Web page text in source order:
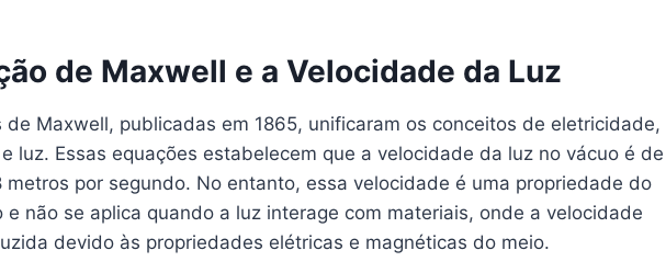
de Maxwell e a Velocidade da Luz
de Maxwell, publicadas em 1865, unificaram os conceitos de eletricidade,
luz. Essas equações estabelecem que a velocidade da luz no vácuo é de
metros por segundo. No entanto, essa velocidade é uma propriedade do
e não se aplica quando a luz interage com materiais, onde a velocidade
devido às propriedades elétricas e magnéticas do meio.